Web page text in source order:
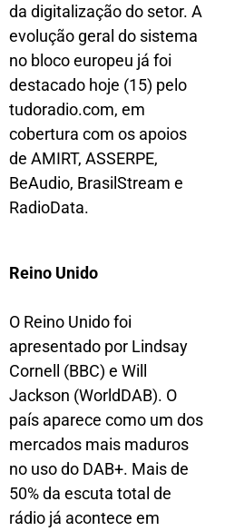
da digitalização do setor. A
evolução geral do sistema
no bloco europeu já foi
destacado hoje (15) pelo
tudoradio.com, em
cobertura com os apoios
de AMIRT, ASSERPE,
BeAudio, BrasilStream e
RadioData.
Reino Unido
O Reino Unido foi
apresentado por Lindsay
Cornell (BBC) e Will
Jackson (WorldDAB). O
país aparece como um dos
mercados mais maduros
no uso do DAB+. Mais de
50% da escuta total de
rádio já acontece em